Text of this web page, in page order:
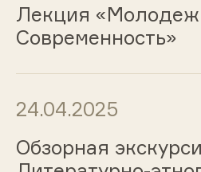
Лекция
Современность»
24.04.2025
Обзорная